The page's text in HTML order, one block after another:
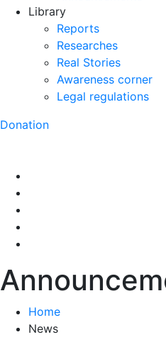
Library
Reports
Researches
Real Stories
Awareness corner
Legal regulations
Donation
Home
News